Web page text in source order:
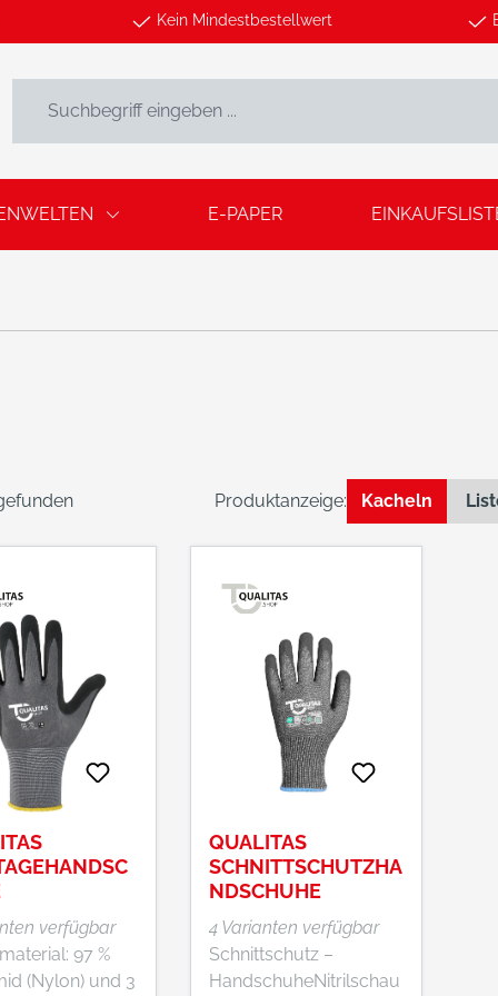
Kein Mindestbestellwert
E-PAPER
Produktanzeige: Kacheln
verfügbar
97 %
(Nylon) und 3
QUALITAS
SCHNITTSCHUTZHA
NDSCHUHE
4 Varianten verfügbar
Schnittschutz –
HandschuheNitrilschau